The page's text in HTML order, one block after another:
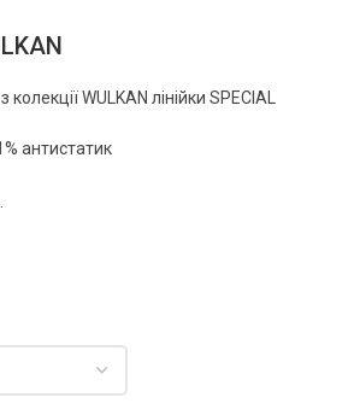
WULKAN лінійки SPECIAL
антистатик